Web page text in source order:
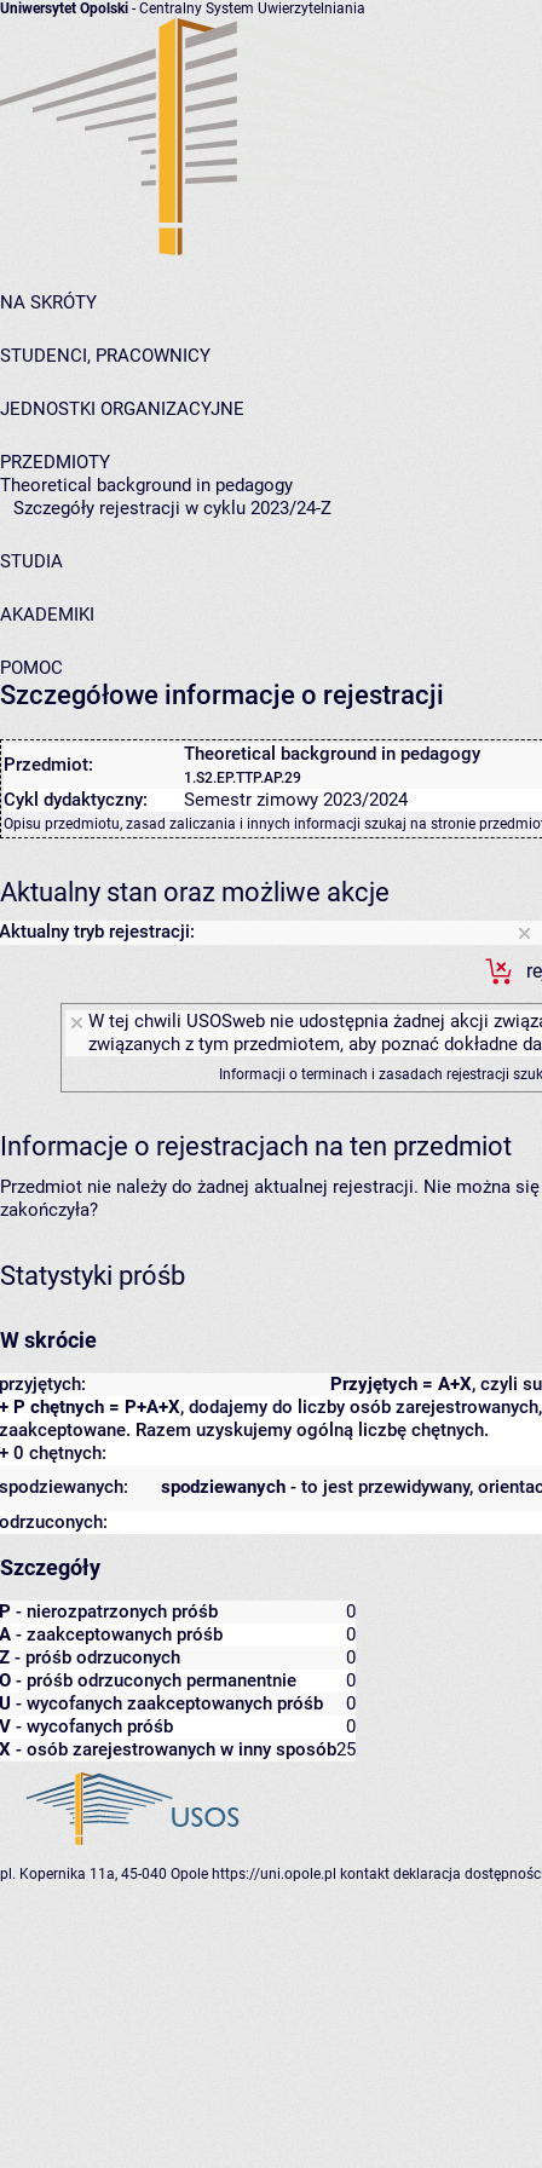
Uniwersytet Opolski - Centralny System Uwierzytelniania
NA SKRÓTY
STUDENCI, PRACOWNICY
JEDNOSTKI ORGANIZACYJNE
PRZEDMIOTY
Theoretical background in pedagogy
Szczegóły rejestracji w cyklu 2023/24-Z
STUDIA
AKADEMIKI
POMOC
Szczegółowe informacje o rejestracji
Przedmiot: Theoretical background in pedagogy
1.S2.EP.TTP.AP.29
Cykl dydaktyczny: Semestr zimowy 2023/2024
Opisu przedmiotu, zasad zaliczania i innych informacji szukaj na stronie
Aktualny stan oraz możliwe akcje
Aktualny tryb rejestracji:
W tej chwili USOSweb nie udostępnia żadnej akcji
związanych z tym przedmiotem, aby poznać dokładne
Informacji o terminach i zasadach rejestracji
Informacje o rejestracjach na ten przedmiot
Przedmiot nie należy do żadnej aktualnej rejestracji. Nie można
zakończyła?
Statystyki próśb
W skrócie
Przyjętych = A+X, czyli
przyjętych:
+ P chętnych = P+A+X, dodajemy do liczby osób
zaakceptowane. Razem uzyskujemy ogólną liczbę chętnych.
+ 0 chętnych:
spodziewanych - to jest przewidywany,
spodziewanych:
odrzuconych:
Szczegóły
P - nierozpatrzonych próśb
0
A - zaakceptowanych próśb
0
Z - próśb odrzuconych
0
O - próśb odrzuconych permanentnie
0
U - wycofanych zaakceptowanych próśb
0
V - wycofanych próśb
0
X - osób zarejestrowanych w inny sposób25
pl. Kopernika 11a, 45-040 Opole https://uni.opole.pl kontakt deklaracja